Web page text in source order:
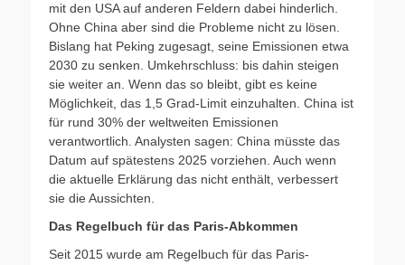
mit den USA auf anderen Feldern dabei hinderlich.
Ohne China aber sind die Probleme nicht zu lösen.
Bislang hat Peking zugesagt, seine Emissionen etwa
2030 zu senken. Umkehrschluss: bis dahin steigen
sie weiter an. Wenn das so bleibt, gibt es keine
Möglichkeit, das 1,5 Grad-Limit einzuhalten. China ist
für rund 30% der weltweiten Emissionen
verantwortlich. Analysten sagen: China müsste das
Datum auf spätestens 2025 vorziehen. Auch wenn
die aktuelle Erklärung das nicht enthält, verbessert
sie die Aussichten.
Das Regelbuch für das Paris-Abkommen
Seit 2015 wurde am Regelbuch für das Paris-